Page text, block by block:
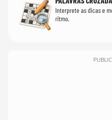
Interprete as dicas e
ritmo.